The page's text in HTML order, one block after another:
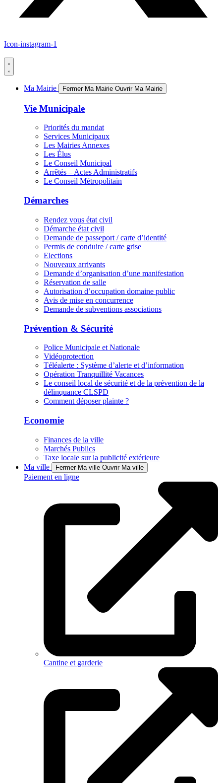
Icon-instagram-1
Ma Mairie Fermer Ma Mairie Ouvrir Ma Mairie
Vie Municipale
Priorités du mandat
Services Municipaux
Les Mairies Annexes
Les Élus
Le Conseil Municipal
Arrêtés – Actes Administratifs
Le Conseil Métropolitain
Démarches
Rendez vous état civil
Démarche état civil
Demande de passeport / carte d’identité
Permis de conduire / carte grise
Elections
Nouveaux arrivants
Demande d’organisation d’une manifestation
Réservation de salle
Autorisation d’occupation domaine public
Avis de mise en concurrence
Demande de subventions associations
Prévention & Sécurité
Police Municipale et Nationale
Vidéoprotection
Téléalerte : Système d’alerte et d’information
Opération Tranquillité Vacances
Le conseil local de sécurité et de la prévention de la
délinquance CLSPD
Comment déposer plainte ?
Economie
Finances de la ville
Marchés Publics
Taxe locale sur la publicité extérieure
Ma ville
Fermer Ma ville Ouvrir Ma ville
Paiement en ligne
Cantine et garderie